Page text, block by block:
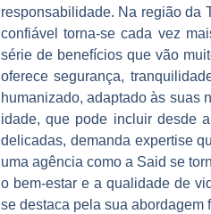
responsabilidade. Na região da
confiável torna-se cada vez
série de benefícios que vão
oferece segurança,
humanizado, adaptado às suas
idade, que pode incluir desde
delicadas, demanda expertise
uma agência como a Said se
o bem-estar e a qualidade de
se destaca pela sua abordagem